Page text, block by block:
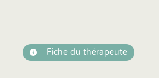
Fiche du thérapeute